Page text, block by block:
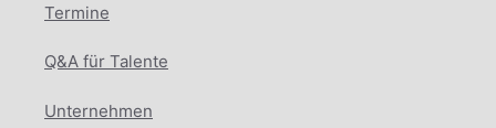
Termine
Q&A für Talente
Unternehmen